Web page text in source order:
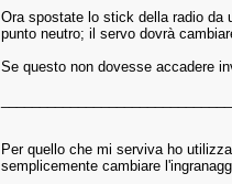
Ora spostate lo stick della radio da
punto neutro; il servo dovrà
Se questo non dovesse accadere
Per quello che mi serviva ho
semplicemente cambiare